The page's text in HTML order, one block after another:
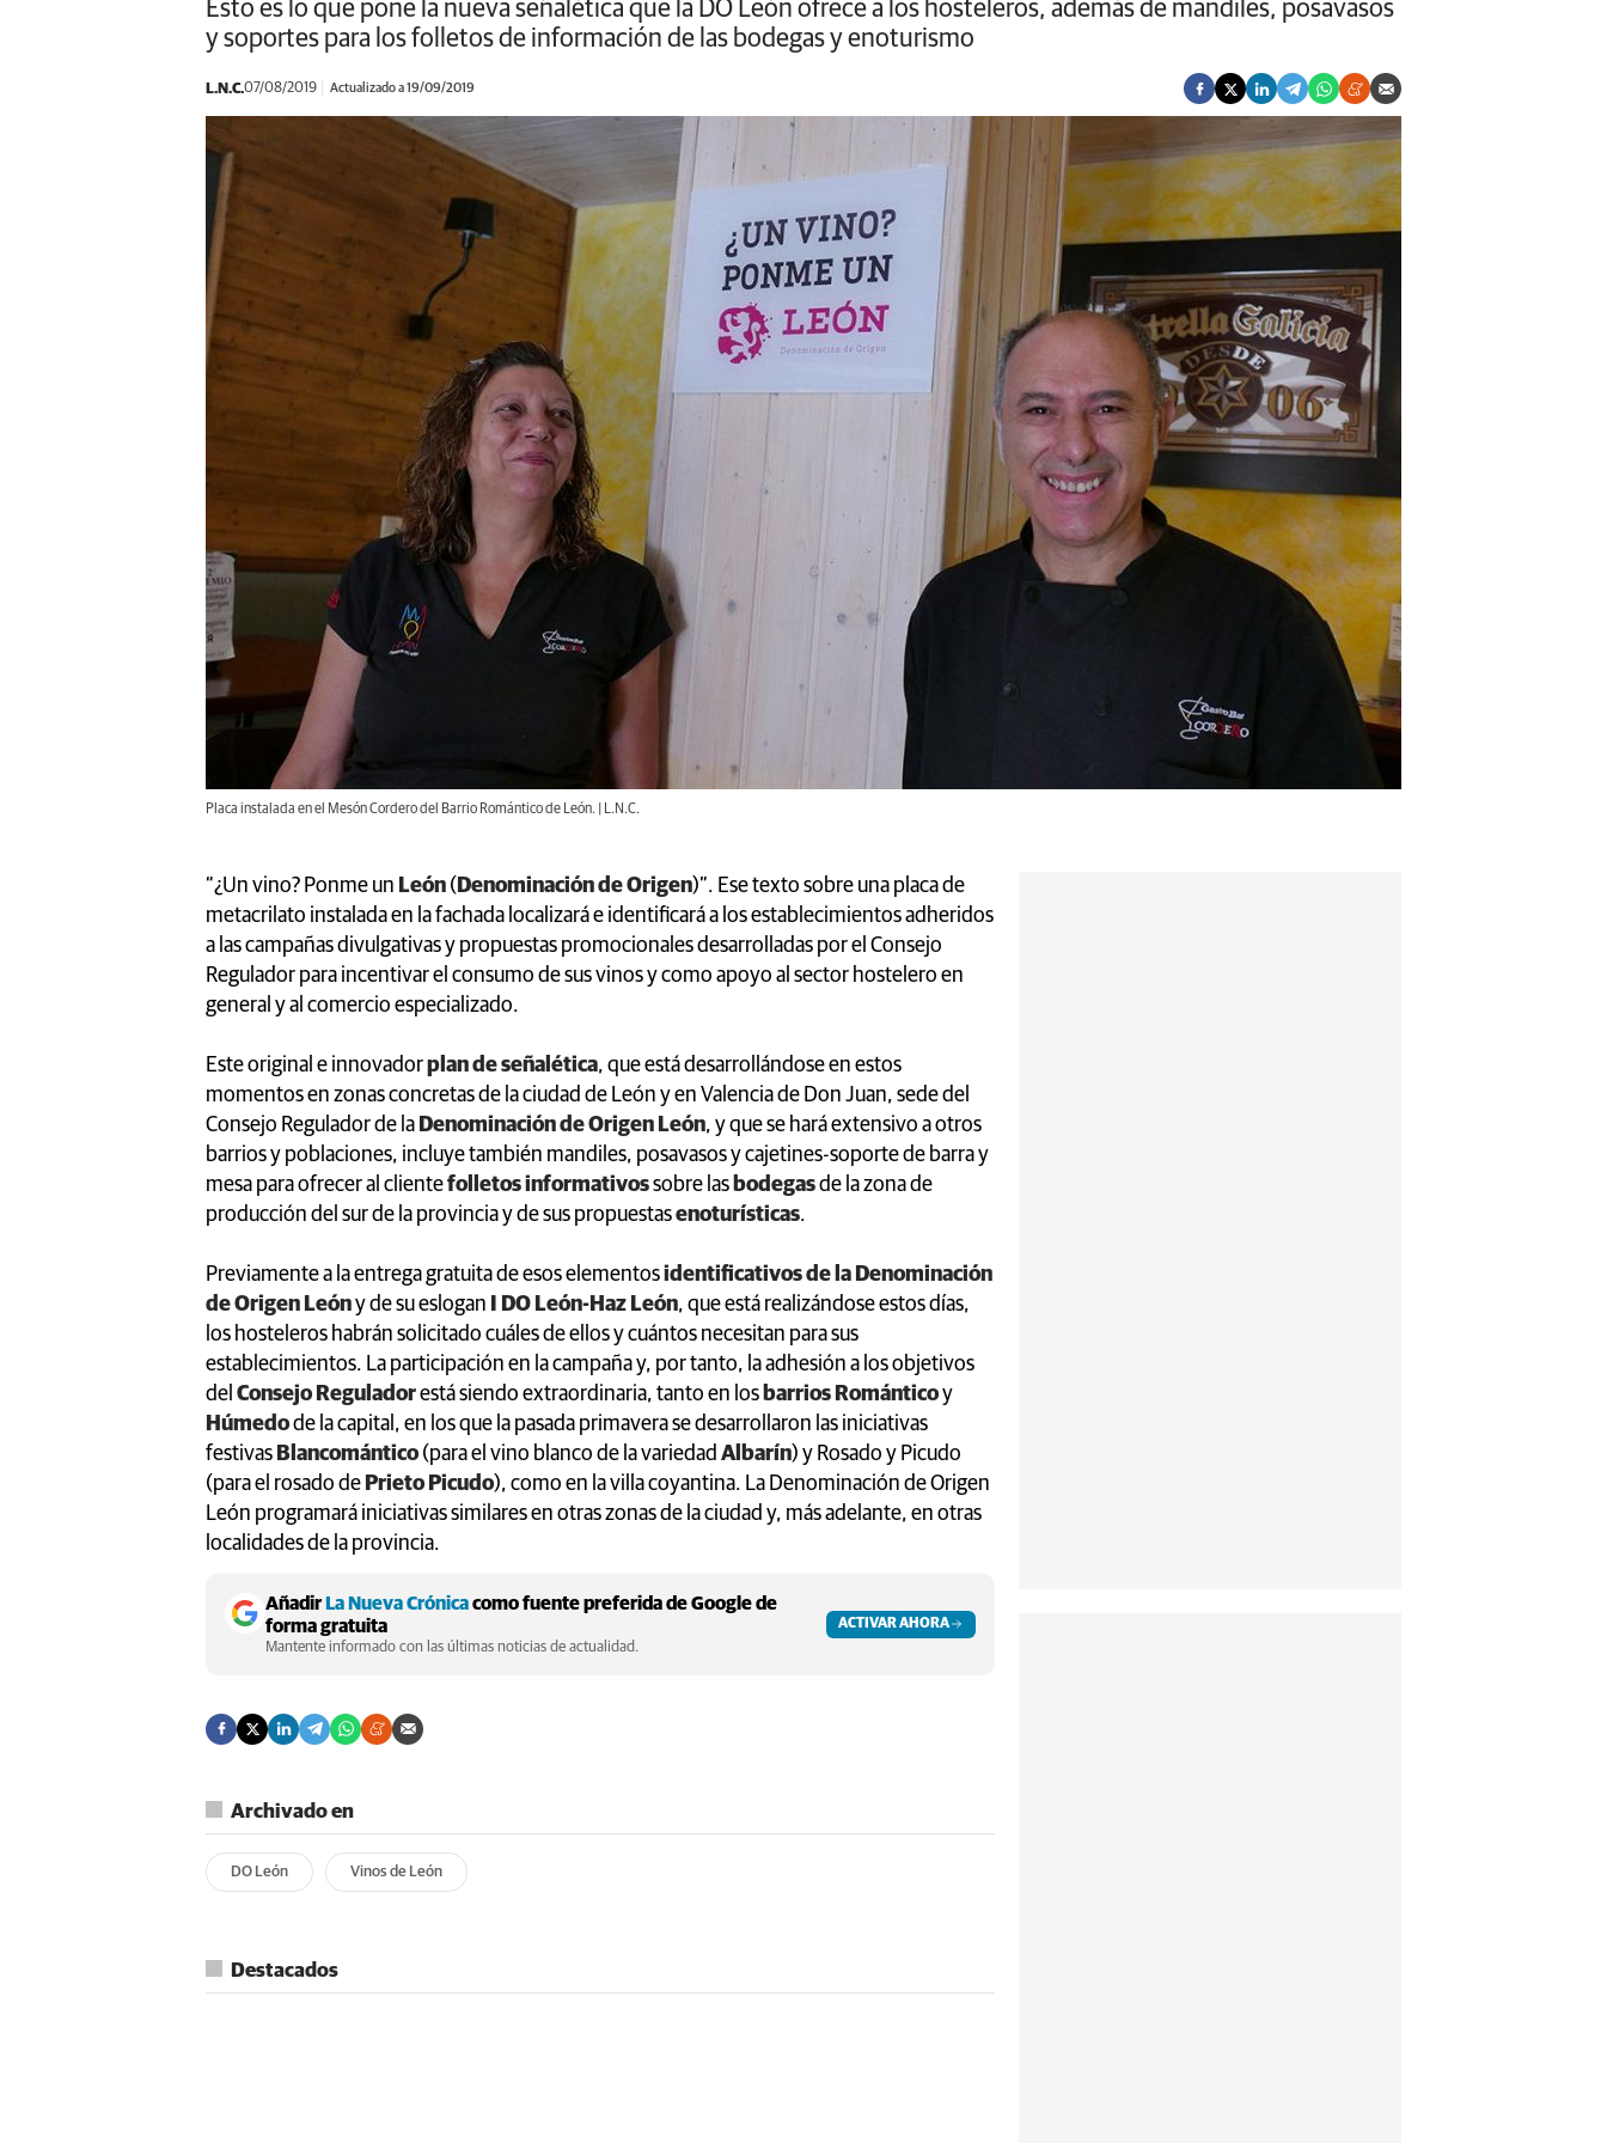
Esto es lo que pone la nueva señalética que la DO León ofrece a los hosteleros, además de mandiles, posavasos
y soportes para los folletos de información de las bodegas y enoturismo
L.N.C.07/08/2019 Actualizado a 19/09/2019
Placa instalada en el Mesón Cordero del Barrio Romántico de León. | L.N.C.
“¿Un vino? Ponme un León ( Denominación de Origen)”. Ese texto sobre una placa de
metacrilato instalada en la fachada localizará e identificará a los establecimientos adheridos
a las campañas divulgativas y propuestas promocionales desarrolladas por el Consejo
Regulador para incentivar el consumo de sus vinos y como apoyo al sector hostelero en
general y al comercio especializado.
Este original e innovadorplan de señalética, que está desarrollándose en estos
momentos en zonas concretas de la ciudad de León y en Valencia de Don Juan, sede del
Consejo Regulador de la Denominación de Origen León, y que se hará extensivo a otros
barrios y poblaciones, incluye también mandiles, posavasos y cajetines-soporte de barra y
mesa para ofrecer al clientefolletos informativossobre las bodegasde la zona de
producción del sur de la provincia y de sus propuestasenoturísticas.
Previamente a la entrega gratuita de esos elementosidentificativos de la Denominación
de Origen Leóny de su eslogan I DO León-Haz León, que está realizándose estos días,
los hosteleros habrán solicitado cuáles de ellos y cuántos necesitan para sus
establecimientos. La participación en la campaña y, por tanto, la adhesión a los objetivos
del Consejo Reguladorestá siendo extraordinaria, tanto en los barrios Románticoy
Húmedode la capital, en los que la pasada primavera se desarrollaron las iniciativas
festivas Blancomántico (para el vino blanco de la variedad Albarín) y Rosado y Picudo
(para el rosado de Prieto Picudo), como en la villa coyantina. La Denominación de Origen
León programará iniciativas similares en otras zonas de la ciudad y, más adelante, en otras
localidades de la provincia.
AñadirLa Nueva Crónicacomo fuente preferida de Google de
forma gratuita
Mantente informado con las últimas noticias de actualidad.
ACTIVAR AHORA
Archivado en
DO León Vinos de León
Destacados